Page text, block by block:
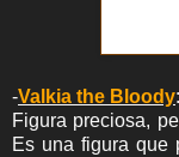
-Valkia the Bloody
Figura preciosa,
Es una figura que